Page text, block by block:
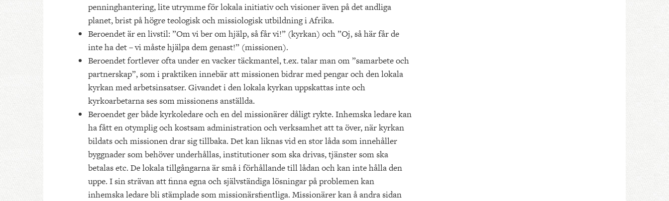
penninghantering, lite utrymme för lokala initiativ och visioner även på det andliga
planet, brist på högre teologisk och missiologisk utbildning i Afrika.
Beroendet är en livstil: ”Om vi ber om hjälp, så får vi!” (kyrkan) och ”Oj, så här får de
inte ha det – vi måste hjälpa dem genast!” (missionen).
Beroendet fortlever ofta under en vacker täckmantel, t.ex. talar man om ”samarbete och
partnerskap”, som i praktiken innebär att missionen bidrar med pengar och den lokala
kyrkan med arbetsinsatser. Givandet i den lokala kyrkan uppskattas inte och
kyrkoarbetarna ses som missionens anställda.
Beroendet ger både kyrkoledare och en del missionärer dåligt rykte. Inhemska ledare kan
ha fått en otymplig och kostsam administration och verksamhet att ta över, när kyrkan
bildats och missionen drar sig tillbaka. Det kan liknas vid en stor låda som innehåller
byggnader som behöver underhållas, institutioner som ska drivas, tjänster som ska
betalas etc. De lokala tillgångarna är små i förhållande till lådan och kan inte hålla den
uppe. I sin strävan att finna egna och självständiga lösningar på problemen kan
inhemska ledare bli stämplade som missionärsfientliga. Missionärer kan å andra sidan